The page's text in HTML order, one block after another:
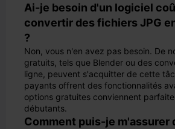
Ai-je besoin d'un logiciel
convertir des fichiers JPG
?
Non, vous n'en avez pas besoin. De
gratuits, tels que Blender ou des
ligne, peuvent s'acquitter de cette
payants offrent des fonctionnalités
options gratuites conviennent
débutants.
Comment puis-je m'assurer